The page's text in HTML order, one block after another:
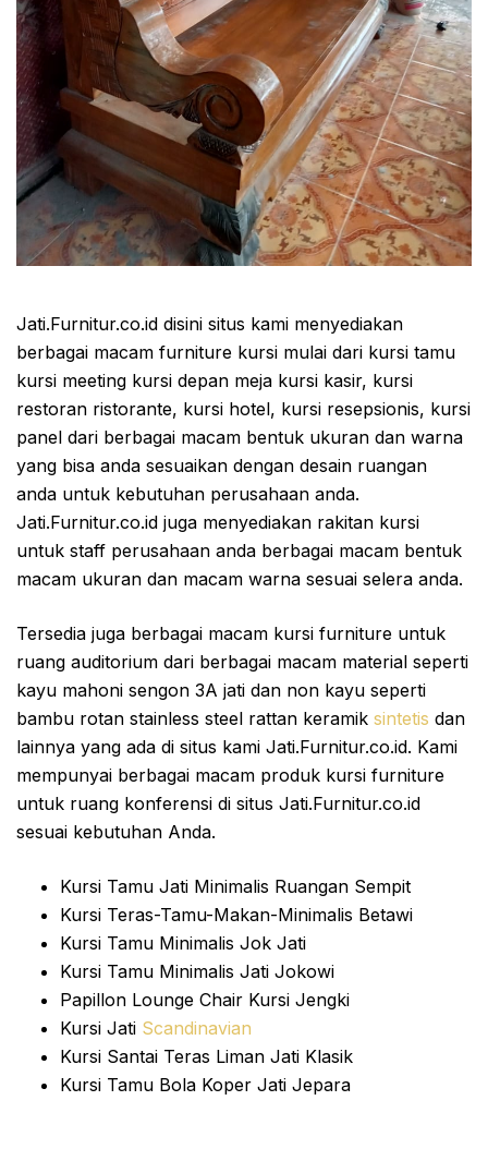
Jati.Furnitur.co.id disini situs kami menyediakan
berbagai macam furniture kursi mulai dari kursi tamu
kursi meeting kursi depan meja kursi kasir, kursi
restoran ristorante, kursi hotel, kursi resepsionis, kursi
panel dari berbagai macam bentuk ukuran dan warna
yang bisa anda sesuaikan dengan desain ruangan
anda untuk kebutuhan perusahaan anda.
Jati.Furnitur.co.id juga menyediakan rakitan kursi
untuk staff perusahaan anda berbagai macam bentuk
macam ukuran dan macam warna sesuai selera anda.
Tersedia juga berbagai macam kursi furniture untuk
ruang auditorium dari berbagai macam material seperti
kayu mahoni sengon 3A jati dan non kayu seperti
bambu rotan stainless steel rattan keramik sintetis dan
lainnya yang ada di situs kami Jati.Furnitur.co.id. Kami
mempunyai berbagai macam produk kursi furniture
untuk ruang konferensi di situs Jati.Furnitur.co.id
sesuai kebutuhan Anda.
Kursi Tamu Jati Minimalis Ruangan Sempit
Kursi Teras-Tamu-Makan-Minimalis Betawi
Kursi Tamu Minimalis Jok Jati
Kursi Tamu Minimalis Jati Jokowi
Papillon Lounge Chair Kursi Jengki
Kursi Jati Scandinavian
Kursi Santai Teras Liman Jati Klasik
Kursi Tamu Bola Koper Jati Jepara